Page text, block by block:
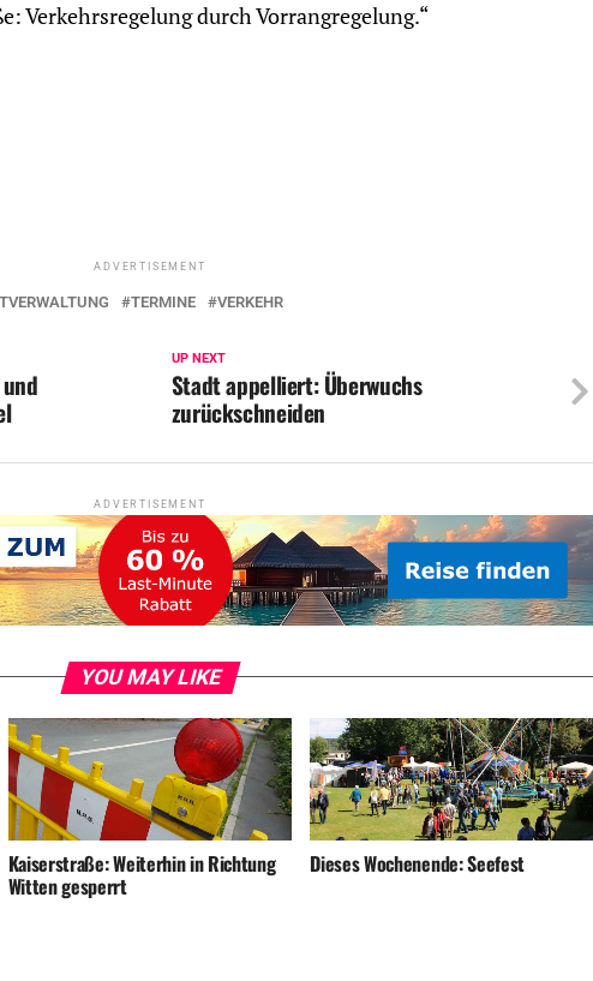
Verkehrsregelung durch Vorrangregelung.“
ADVERTISEMENT
TERMINE VERKEHR
UP NEXT
Stadt appelliert: Überwuchs
zurückschneiden
ADVERTISEMENT
YOU MAY LIKE
Kaiserstraße: Weiterhin in Richtung
Witten gesperrt
Dieses Wochenende: Seefest